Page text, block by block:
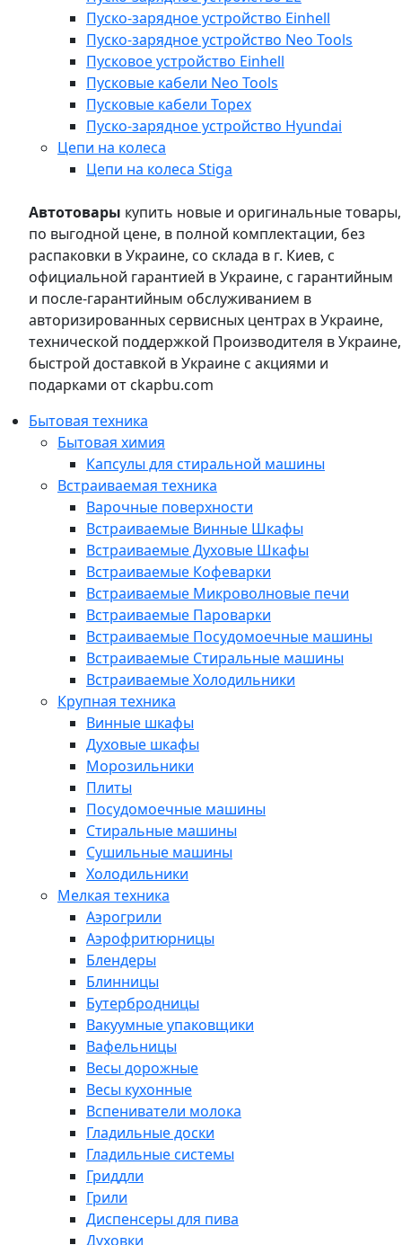
Пуско-зарядное устройство Einhell
Пуско-зарядное устройство Neo Tools
Пусковое устройство Einhell
Пусковые кабели Neo Tools
Пусковые кабели Topex
Пуско-зарядное устройство Hyundai
Цепи на колеса
Цепи на колеса Stiga
Автотовары купить новые и оригинальные товары,
по выгодной цене, в полной комплектации, без
распаковки в Украине, со склада в г. Киев, с
официальной гарантией в Украине, с гарантийным
и после-гарантийным обслуживанием в
авторизированных сервисных центрах в Украине,
технической поддержкой Производителя в Украине,
быстрой доставкой в Украине с акциями и
подарками от ckapbu.com
Бытовая техника
Бытовая химия
Капсулы для стиральной машины
Встраиваемая техника
Варочные поверхности
Встраиваемые Винные Шкафы
Встраиваемые Духовые Шкафы
Встраиваемые Кофеварки
Встраиваемые Микроволновые печи
Встраиваемые Пароварки
Встраиваемые Посудомоечные машины
Встраиваемые Стиральные машины
Встраиваемые Холодильники
Крупная техника
Винные шкафы
Духовые шкафы
Морозильники
Плиты
Посудомоечные машины
Стиральные машины
Сушильные машины
Холодильники
Мелкая техника
Аэрогрили
Аэрофритюрницы
Блендеры
Блинницы
Бутербродницы
Вакуумные упаковщики
Вафельницы
Весы дорожные
Весы кухонные
Вспениватели молока
Гладильные доски
Гладильные системы
Гриддли
Грили
Диспенсеры для пива
Духовки